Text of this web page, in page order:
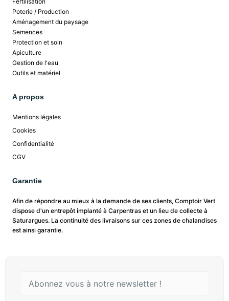
Poterie / Production
Aménagement du paysage
Semences
Protection et soin
Apiculture
Gestion de l'eau
Outils et matériel
A propos
Mentions légales
Cookies
Confidentialité
CGV
Garantie
Afin de répondre au mieux à la demande de ses clients, Comptoir Vert
dispose d'un entrepôt implanté à Carpentras et un lieu de collecte à
Saturargues. La continuité des livraisons sur ces zones de chalandises
est ainsi garantie.